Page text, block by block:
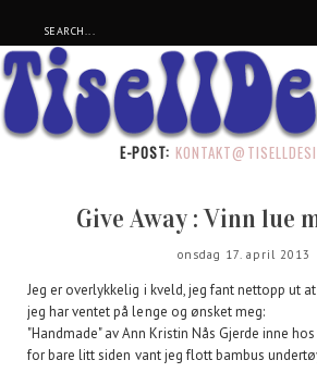
E-POST:
Give Away : Vinn lue
onsdag 17. april 2013
Jeg er overlykkelig i kveld, jeg fant nettopp ut
jeg har ventet på lenge og ønsket meg:
"Handmade" av Ann Kristin Nås Gjerde inne hos
for bare litt siden vant jeg flott bambus